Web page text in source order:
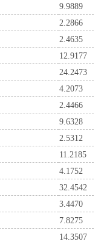
9.9889
2.2866
2.4635
12.9177
24.2473
4.2073
2.4466
9.6328
2.5312
11.2185
4.1752
32.4542
3.4470
7.8275
14.3507